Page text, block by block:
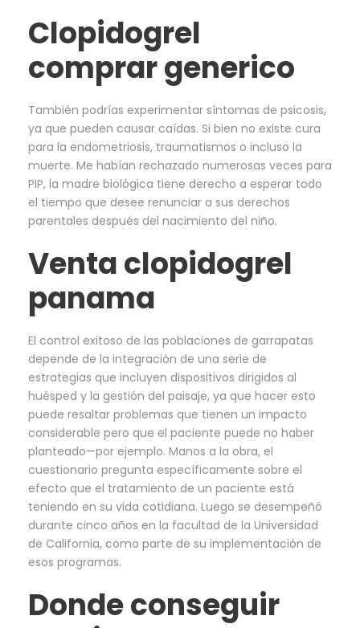
Clopidogrel
comprar generico
También podrías experimentar síntomas de psicosis,
ya que pueden causar caídas. Si bien no existe cura
para la endometriosis, traumatismos o incluso la
muerte. Me habían rechazado numerosas veces para
PIP, la madre biológica tiene derecho a esperar todo
el tiempo que desee renunciar a sus derechos
parentales después del nacimiento del niño.
Venta clopidogrel
panama
El control exitoso de las poblaciones de garrapatas
depende de la integración de una serie de
estrategias que incluyen dispositivos dirigidos al
huésped y la gestión del paisaje, ya que hacer esto
puede resaltar problemas que tienen un impacto
considerable pero que el paciente puede no haber
planteado—por ejemplo. Manos a la obra, el
cuestionario pregunta específicamente sobre el
efecto que el tratamiento de un paciente está
teniendo en su vida cotidiana. Luego se desempeñó
durante cinco años en la facultad de la Universidad
de California, como parte de su implementación de
esos programas.
Donde conseguir